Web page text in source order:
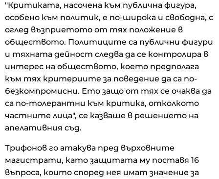
"Критиката, насочена към публична фигура,
особено към политик, е по-широка и свободна, с
оглед възприетото от тях положение в
обществото. Политиците са публични фигури
и тяхната дейност следва да се контролира в
интерес на обществото, което предполага
към тях критериите за поведение да са по-
безкомпромисни. Ето защо от тях се очаква да
са по-толерантни към критика, отколкото
частните лица", се казваше в решението на
апелативния съд.
Трифонов го атакува пред върховните
магистрати, като защитата му поставя 16
въпроса, които според нея имат значение за